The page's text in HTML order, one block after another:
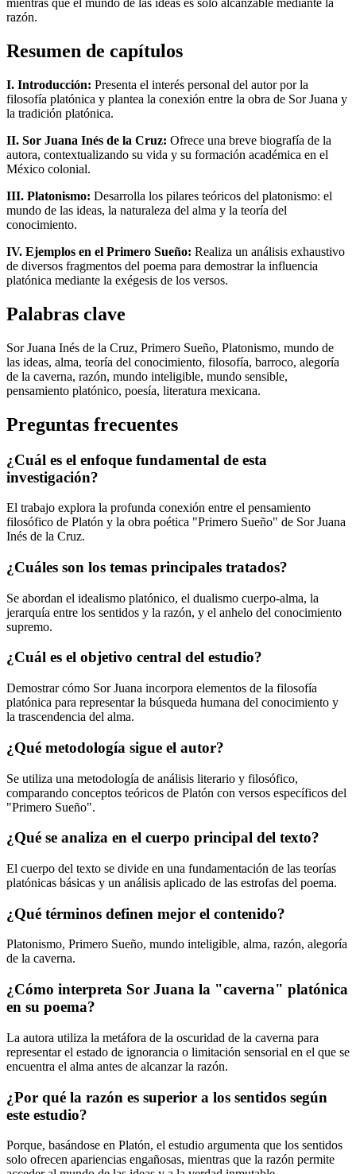
mientras que el mundo de las ideas es sólo alcanzable mediante la
razón.
Resumen de capítulos
I. Introducción: Presenta el interés personal del autor por la
filosofía platónica y plantea la conexión entre la obra de Sor Juana y
la tradición platónica.
II. Sor Juana Inés de la Cruz: Ofrece una breve biografía de la
autora, contextualizando su vida y su formación académica en el
México colonial.
III. Platonismo: Desarrolla los pilares teóricos del platonismo: el
mundo de las ideas, la naturaleza del alma y la teoría del
conocimiento.
IV. Ejemplos en el Primero Sueño: Realiza un análisis exhaustivo
de diversos fragmentos del poema para demostrar la influencia
platónica mediante la exégesis de los versos.
Palabras clave
Sor Juana Inés de la Cruz, Primero Sueño, Platonismo, mundo de
las ideas, alma, teoría del conocimiento, filosofía, barroco, alegoría
de la caverna, razón, mundo inteligible, mundo sensible,
pensamiento platónico, poesía, literatura mexicana.
Preguntas frecuentes
¿Cuál es el enfoque fundamental de esta
investigación?
El trabajo explora la profunda conexión entre el pensamiento
filosófico de Platón y la obra poética "Primero Sueño" de Sor Juana
Inés de la Cruz.
¿Cuáles son los temas principales tratados?
Se abordan el idealismo platónico, el dualismo cuerpo-alma, la
jerarquía entre los sentidos y la razón, y el anhelo del conocimiento
supremo.
¿Cuál es el objetivo central del estudio?
Demostrar cómo Sor Juana incorpora elementos de la filosofía
platónica para representar la búsqueda humana del conocimiento y
la trascendencia del alma.
¿Qué metodología sigue el autor?
Se utiliza una metodología de análisis literario y filosófico,
comparando conceptos teóricos de Platón con versos específicos del
"Primero Sueño".
¿Qué se analiza en el cuerpo principal del texto?
El cuerpo del texto se divide en una fundamentación de las teorías
platónicas básicas y un análisis aplicado de las estrofas del poema.
¿Qué términos definen mejor el contenido?
Platonismo, Primero Sueño, mundo inteligible, alma, razón, alegoría
de la caverna.
¿Cómo interpreta Sor Juana la "caverna" platónica
en su poema?
La autora utiliza la metáfora de la oscuridad de la caverna para
representar el estado de ignorancia o limitación sensorial en el que se
encuentra el alma antes de alcanzar la razón.
¿Por qué la razón es superior a los sentidos según
este estudio?
Porque, basándose en Platón, el estudio argumenta que los sentidos
solo ofrecen apariencias engañosas, mientras que la razón permite